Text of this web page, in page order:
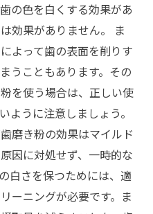
の色を白くする効果があ
効果がありません。 ま
よって歯の表面を削りす
うこともあります。その
を使う場合は、正しい使
ように注意しましょう。
磨き粉の効果はマイルド
因に対処せず、一時的な
白さを保つためには、適
ーニングが必要です。ま